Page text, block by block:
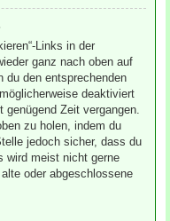
Links in der
ganz nach oben auf
du den entsprechenden
deaktiviert
Zeit vergangen.
zu holen, indem du
jedoch sicher, dass du
wird meist nicht gerne
oder abgeschlossene